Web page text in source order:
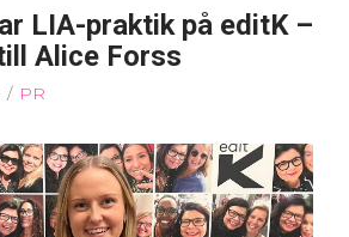
LIA-praktik på editK –
Alice Forss
PR